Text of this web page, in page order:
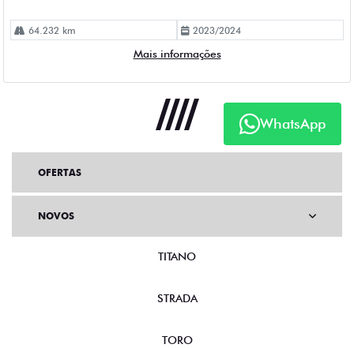
64.232 km 2023/2024
Mais informações
WhatsApp
OFERTAS
NOVOS
TITANO
STRADA
TORO